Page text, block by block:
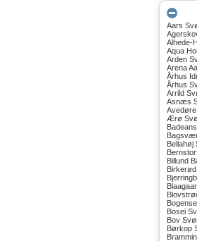
Aars
Alhede-
Aqua
Arden
Arena
Århus
Århus
Arrild
Asnæs
Ærø
Bellahøj
Billund
Bosei
Bov
Børkop